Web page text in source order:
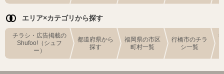
エリア×カテゴリから探す
チラシ・広告掲載の
Shufoo!（シュフ
ー）
都道府県から
探す
福岡県の市区
町村一覧
行橋市のチラ
シ一覧